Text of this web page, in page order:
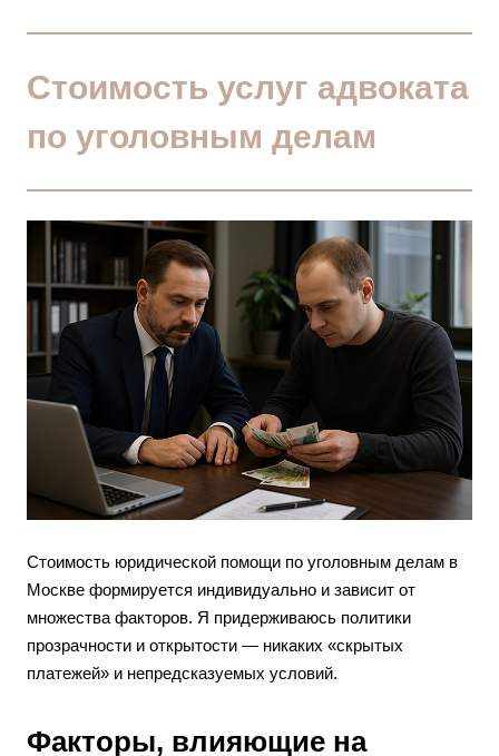
Стоимость услуг адвоката
по уголовным делам
Стоимость юридической помощи по уголовным делам в
Москве формируется индивидуально и зависит от
множества факторов. Я придерживаюсь политики
прозрачности и открытости — никаких «скрытых
платежей» и непредсказуемых условий.
Факторы, влияющие на